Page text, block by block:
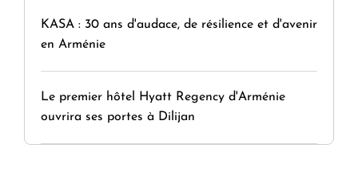
KASA : 30 ans d'audace, de résilience et d'avenir
en Arménie
Le premier hôtel Hyatt Regency d'Arménie
ouvrira ses portes à Dilijan